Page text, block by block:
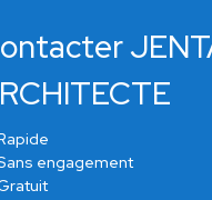
engagement